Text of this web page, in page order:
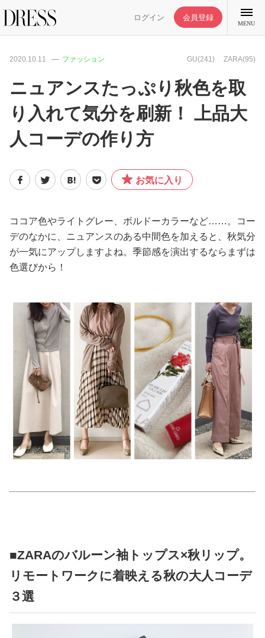
ログイン 会員登録
MENU
特集記事
DRESS部活
ライフスタイル
ファッション
恋愛/結婚/離婚
ワークスタイル
妊娠/出産/家族
ココロ/カラダ
グルメ
トラベル
2020.10.11 ファッション GU(241) ZARA(95)
ニュアンスたっぷり秋色を取
り入れて気分を刷新！ 上品大
人コーデの作り方
お気に入り
ココア色やライトグレー、ボルドーカラーなど……。コー
デのなかに、ニュアンスのある中間色を加えると、秋気分
が一気にアップしますよね。季節感を演出するならまずは
色選びから！
■ZARAのバルーン袖トップス×秋リップ。
リモートワークに着映える秋の大人コーデ
３選